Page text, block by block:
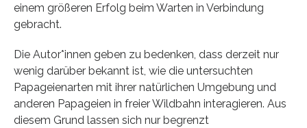
einem größeren Erfolg beim Warten in Verbindung
gebracht.
Die Autor*innen geben zu bedenken, dass derzeit nur
wenig darüber bekannt ist, wie die untersuchten
Papageienarten mit ihrer natürlichen Umgebung und
anderen Papageien in freier Wildbahn interagieren. Aus
diesem Grund lassen sich nur begrenzt